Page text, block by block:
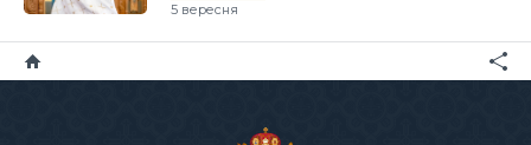
5 вересня